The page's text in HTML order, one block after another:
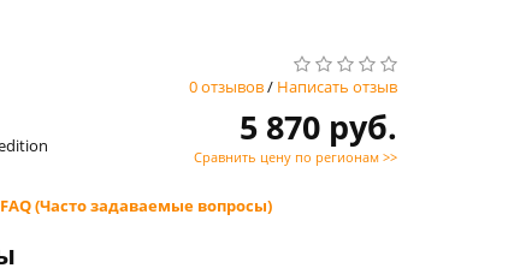
0 отзывов/ Написать отзыв
5 870 руб.
Сравнить цену по регионам >>
(Часто задаваемые вопросы)